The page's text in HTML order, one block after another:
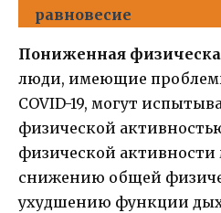
равновесие
Пониженная
люди, имеющие
COVID-19, могут
физической
физической
снижению общей
ухудшению функции